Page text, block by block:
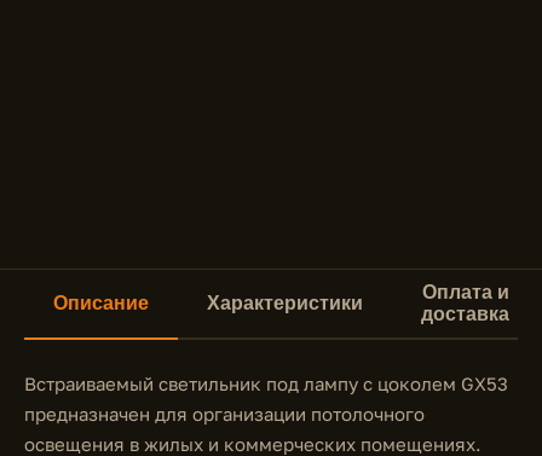
Описание Характеристики
Оплата и
доставка
Встраиваемый светильник под лампу с цоколем GX53
предназначен для организации потолочного
освещения в жилых и коммерческих помещениях.